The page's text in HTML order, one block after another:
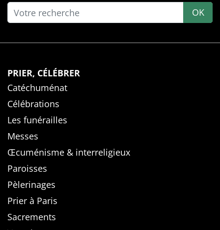
OK
PRIER, CÉLÉBRER
Catéchuménat
Célébrations
Les funérailles
Messes
Œcuménisme & interreligieux
Paroisses
Pèlerinages
Prier à Paris
Sacrements